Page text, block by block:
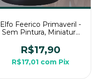
Elfo Feerico Primaveril -
Sem Pintura, Miniatura
Mesa
R$17,90
R$17,01 com Pix